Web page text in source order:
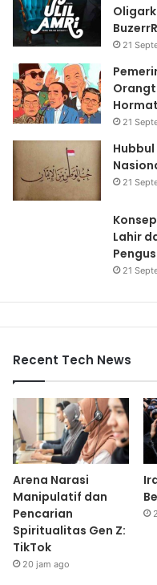
21
21
21
Lahir
21
Recent Tech News
Arena Narasi
Manipulatif dan
Pencarian
Spiritualitas Gen Z:
TikTok
20 jam ago